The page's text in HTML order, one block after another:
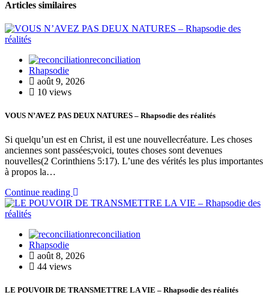
Articles similaires
reconciliation
Rhapsodie
août 9, 2026
10 views
VOUS N’AVEZ PAS DEUX NATURES – Rhapsodie des réalités
Si quelqu’un est en Christ, il est une nouvellecréature. Les choses
anciennes sont passées;voici, toutes choses sont devenues
nouvelles(2 Corinthiens 5:17). L’une des vérités les plus importantes
à propos la…
Continue reading
reconciliation
Rhapsodie
août 8, 2026
44 views
LE POUVOIR DE TRANSMETTRE LA VIE – Rhapsodie des réalités